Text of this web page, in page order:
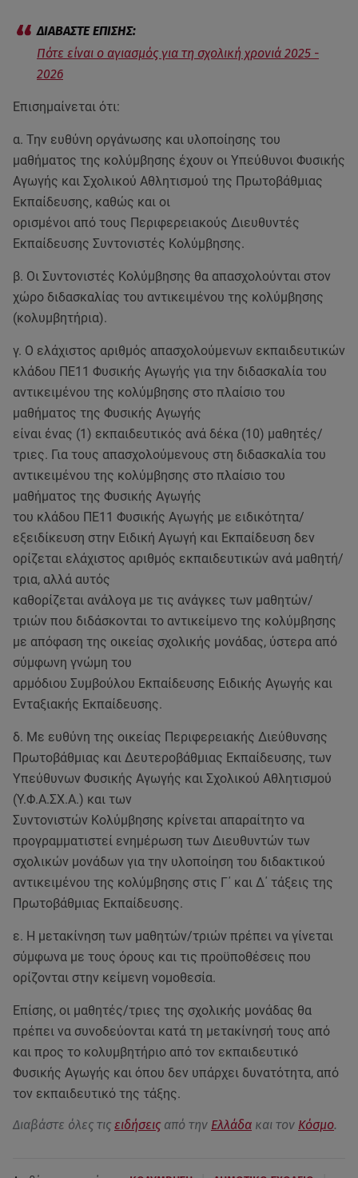
Πότε είναι ο αγιασμός για τη σχολική χρονιά 2025 -
2026
Επισημαίνεται ότι:
α. Την ευθύνη οργάνωσης και υλοποίησης του
μαθήματος της κολύμβησης έχουν οι Υπεύθυνοι Φυσικής
Αγωγής και Σχολικού Αθλητισμού της Πρωτοβάθμιας
Εκπαίδευσης, καθώς και οι
ορισμένοι από τους Περιφερειακούς Διευθυντές
Εκπαίδευσης Συντονιστές Κολύμβησης.
β. Οι Συντονιστές Κολύμβησης θα απασχολούνται στον
χώρο διδασκαλίας του αντικειμένου της κολύμβησης
(κολυμβητήρια).
γ. Ο ελάχιστος αριθμός απασχολούμενων εκπαιδευτικών
κλάδου ΠΕ11 Φυσικής Αγωγής για την διδασκαλία του
αντικειμένου της κολύμβησης στο πλαίσιο του
μαθήματος της Φυσικής Αγωγής
είναι ένας (1) εκπαιδευτικός ανά δέκα (10) μαθητές/
τριες. Για τους απασχολούμενους στη διδασκαλία του
αντικειμένου της κολύμβησης στο πλαίσιο του
μαθήματος της Φυσικής Αγωγής
του κλάδου ΠΕ11 Φυσικής Αγωγής με ειδικότητα/
εξειδίκευση στην Ειδική Αγωγή και Εκπαίδευση δεν
ορίζεται ελάχιστος αριθμός εκπαιδευτικών ανά μαθητή/
τρια, αλλά αυτός
καθορίζεται ανάλογα με τις ανάγκες των μαθητών/
τριών που διδάσκονται το αντικείμενο της κολύμβησης
με απόφαση της οικείας σχολικής μονάδας, ύστερα από
σύμφωνη γνώμη του
αρμόδιου Συμβούλου Εκπαίδευσης Ειδικής Αγωγής και
Ενταξιακής Εκπαίδευσης.
δ. Με ευθύνη της οικείας Περιφερειακής Διεύθυνσης
Πρωτοβάθμιας και Δευτεροβάθμιας Εκπαίδευσης, των
Υπεύθυνων Φυσικής Αγωγής και Σχολικού Αθλητισμού
(Υ.Φ.Α.ΣΧ.Α.) και των
Συντονιστών Κολύμβησης κρίνεται απαραίτητο να
προγραμματιστεί ενημέρωση των Διευθυντών των
σχολικών μονάδων για την υλοποίηση του διδακτικού
αντικειμένου της κολύμβησης στις Γ΄ και Δ΄ τάξεις της
Πρωτοβάθμιας Εκπαίδευσης.
ε. Η μετακίνηση των μαθητών/τριών πρέπει να γίνεται
σύμφωνα με τους όρους και τις προϋποθέσεις που
ορίζονται στην κείμενη νομοθεσία.
Επίσης, οι μαθητές/τριες της σχολικής μονάδας θα
πρέπει να συνοδεύονται κατά τη μετακίνησή τους από
και προς το κολυμβητήριο από τον εκπαιδευτικό
Φυσικής Αγωγής και όπου δεν υπάρχει δυνατότητα, από
τον εκπαιδευτικό της τάξης.
Διαβάστε όλες τις ειδήσεις από την Ελλάδα και τον Κόσμο.